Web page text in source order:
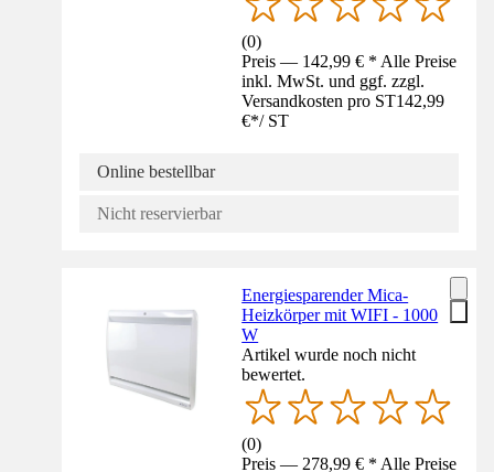
(0)
Preis — 142,99 € * Alle Preise
inkl. MwSt. und ggf. zzgl.
Versandkosten pro ST142,99
€*/ ST
Online bestellbar
Nicht reservierbar
Energiesparender Mica-
Heizkörper mit WIFI - 1000
W
Artikel wurde noch nicht
bewertet.
(0)
Preis — 278,99 € * Alle Preise